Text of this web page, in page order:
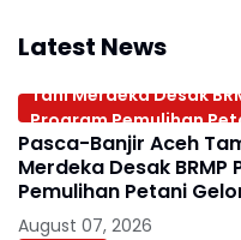
Latest News
Tani Merdeka Desak
Program Pemulihan
Pasca-Banjir Aceh
Merdeka Desak
Pemulihan Petani
August 07, 2026